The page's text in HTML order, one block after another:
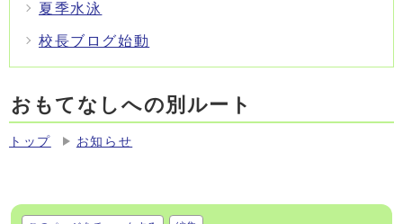
夏季水泳
校長ブログ始動
おもてなしへの別ルート
トップ お知らせ